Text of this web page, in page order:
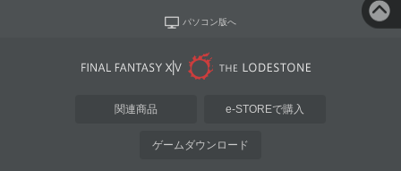
パソコン版へ
関連商品 e-STOREで購入
ゲームダウンロード